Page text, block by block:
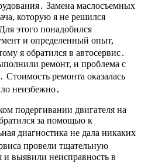
Замена маслосъемных
которую я не решился
этого понадобился
и определенный опыт,
я обратился в автосервис․
ремонт, и проблема с
ремонта оказалась
неизбежно․
подергивании двигателя на
за помощью к
диагностика не дала никаких
провели тщательную
выявили неисправность в